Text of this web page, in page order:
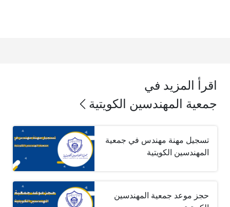
اقرأ المزيد في
جمعية المهندسين الكويتية
تسجيل مهنة مهندس في جمعية
المهندسين الكويتية
حجز موعد جمعية المهندسين